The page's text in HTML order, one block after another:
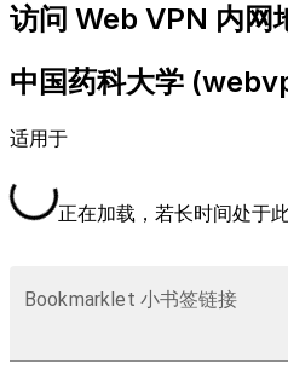
访问 Web VPN 内网
中国药科大学 (
适用于
正在加载，若长时间处于
Bookmarklet 小书签链接